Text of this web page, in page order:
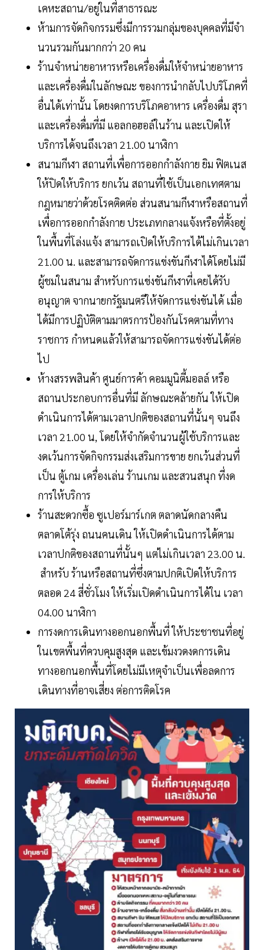
เคหะสถาน/อยู่ในที่สาธารณะ
ห้ามการจัดกิจกรรมซึ่งมีการรวมกลุ่มของบุคคลที่มีจํา
นวนรวมกันมากกว่า 20 คน
ร้านจําหน่ายอาหารหรือเครื่องดื่มให้จําหน่ายอาหาร
และเครื่องดื่มในลักษณะ ของการนํากลับไปบริโภคที่
อื่นได้เท่านั้น โดยงดการบริโภคอาหาร เครื่องดื่ม สุรา
และเครื่องดื่มที่มี แอลกอฮอล์ในร้าน และเปิดให้
บริการได้จนถึงเวลา 21.00 นาฬิกา
สนามกีฬา สถานที่เพื่อการออกกําลังกาย ยิม ฟิตเนส
ให้ปิดให้บริการ ยกเว้น สถานที่ใช้เป็นเอกเทศตาม
กฎหมายว่าด้วยโรคติดต่อ ส่วนสนามกีฬาหรือสถานที่
เพื่อการออกกําลังกาย ประเภทกลางแจ้งหรือที่ตั้งอยู่
ในพื้นที่โล่งแจ้ง สามารถเปิดให้บริการได้ไม่เกินเวลา
21.00 น. และสามารถจัดการแข่งขันกีฬาได้โดยไม่มี
ผู้ชมในสนาม สําหรับการแข่งขันกีฬาที่เคยได้รับ
อนุญาต จากนายกรัฐมนตรีให้จัดการแข่งขันได้ เมื่อ
ได้มีการปฏิบัติตามมาตรการป้องกันโรคตามที่ทาง
ราชการ กําหนดแล้วให้สามารถจัดการแข่งขันได้ต่อ
ไป
ห้างสรรพสินค้า ศูนย์การค้า คอมมูนิตี้มอลล์ หรือ
สถานประกอบการอื่นที่มี ลักษณะคล้ายกัน ให้เปิด
ดําเนินการได้ตามเวลาปกติของสถานที่นั้นๆ จนถึง
เวลา 21.00 น, โดยให้จํากัดจํานวนผู้ใช้บริการและ
งดเว้นการจัดกิจกรรมส่งเสริมการขาย ยกเว้นส่วนที่
เป็น ตู้เกม เครื่องเล่น ร้านเกม และสวนสนุก ที่งด
การให้บริการ
ร้านสะดวกซื้อ ซูเปอร์มาร์เกต ตลาดนัดกลางคืน
ตลาดโต้รุ่ง ถนนคนเดิน ให้เปิดดําเนินการได้ตาม
เวลาปกติของสถานที่นั้นๆ แต่ไม่เกินเวลา 23.00 น.
สําหรับ ร้านหรือสถานที่ซึ่งตามปกติเปิดให้บริการ
ตลอด 24 สี่ชั่วโมง ให้เริ่มเปิดดําเนินการได้ใน เวลา
04.00 นาฬิกา
การงดการเดินทางออกนอกพื้นที่ ให้ประชาชนที่อยู่
ในเขตพื้นที่ควบคุมสูงสุด และเข้มงวดงดการเดิน
ทางออกนอกพื้นที่โดยไม่มีเหตุจําเป็นเพื่อลดการ
เดินทางที่อาจเสี่ยง ต่อการติดโรค